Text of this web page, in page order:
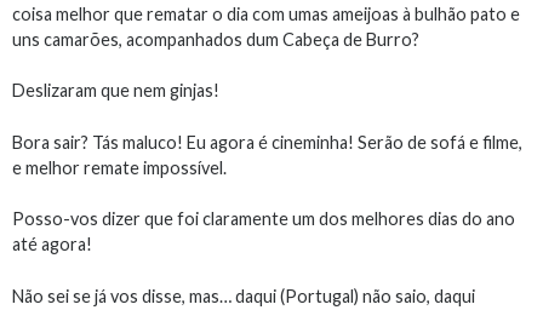
coisa melhor que rematar o dia com umas ameijoas à bulhão pato e
uns camarões, acompanhados dum Cabeça de Burro?
Deslizaram que nem ginjas!
Bora sair? Tás maluco! Eu agora é cineminha! Serão de sofá e filme,
e melhor remate impossível.
Posso-vos dizer que foi claramente um dos melhores dias do ano
até agora!
Não sei se já vos disse, mas… daqui (Portugal) não saio, daqui